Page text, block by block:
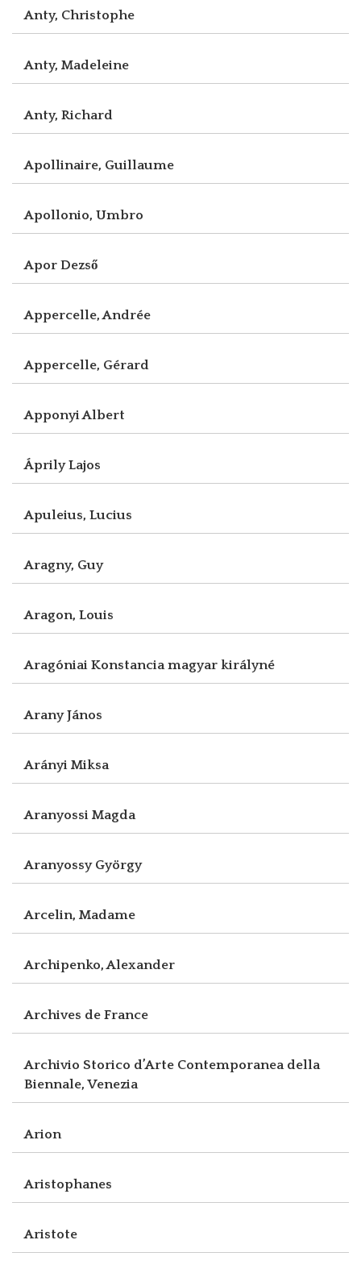
Anty, Christophe
Anty, Madeleine
Anty, Richard
Apollinaire, Guillaume
Apollonio, Umbro
Apor Dezső
Appercelle, Andrée
Appercelle, Gérard
Apponyi Albert
Áprily Lajos
Apuleius, Lucius
Aragny, Guy
Aragon, Louis
Aragóniai Konstancia magyar királyné
Arany János
Arányi Miksa
Aranyossi Magda
Aranyossy György
Arcelin, Madame
Archipenko, Alexander
Archives de France
Archivio Storico d’Arte Contemporanea della
Biennale, Venezia
Arion
Aristophanes
Aristote